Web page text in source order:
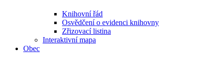
Knihovní řád
Osvědčení o evidenci knihovny
Zřizovací listina
Interaktivní mapa
Obec